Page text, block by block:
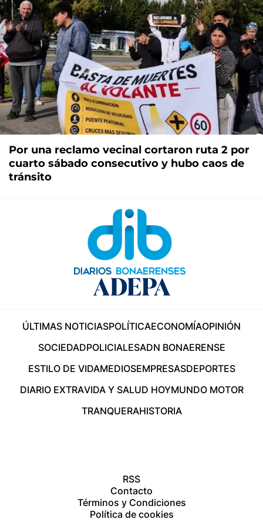
Por una reclamo vecinal cortaron ruta 2 por
cuarto sábado consecutivo y hubo caos de
tránsito
ÚLTIMAS NOTICIASPOLÍTICAECONOMÍAOPINIÓN
SOCIEDADPOLICIALESADN BONAERENSE
ESTILO DE VIDAMEDIOSEMPRESASDEPORTES
DIARIO EXTRAVIDA Y SALUD HOYMUNDO MOTOR
TRANQUERAHISTORIA
RSS
Contacto
Términos y Condiciones
Política de cookies